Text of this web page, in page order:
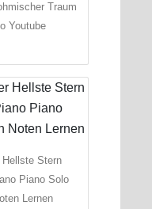
Traum
Youtube
Stern
Piano Solo
Lernen